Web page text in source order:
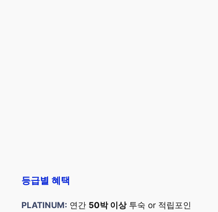
등급별 혜택
PLATINUM: 연간 50박 이상투숙 or 적립포인